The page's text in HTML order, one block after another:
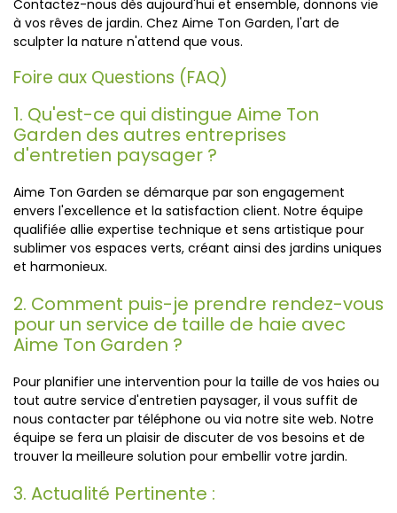
Contactez-nous dès aujourd'hui et ensemble, donnons vie
à vos rêves de jardin. Chez Aime Ton Garden, l'art de
sculpter la nature n'attend que vous.
Foire aux Questions (FAQ)
1. Qu'est-ce qui distingue Aime Ton
Garden des autres entreprises
d'entretien paysager ?
Aime Ton Garden se démarque par son engagement
envers l'excellence et la satisfaction client. Notre équipe
qualifiée allie expertise technique et sens artistique pour
sublimer vos espaces verts, créant ainsi des jardins uniques
et harmonieux.
2. Comment puis-je prendre rendez-vous
pour un service de taille de haie avec
Aime Ton Garden ?
Pour planifier une intervention pour la taille de vos haies ou
tout autre service d'entretien paysager, il vous suffit de
nous contacter par téléphone ou via notre site web. Notre
équipe se fera un plaisir de discuter de vos besoins et de
trouver la meilleure solution pour embellir votre jardin.
3. Actualité Pertinente :